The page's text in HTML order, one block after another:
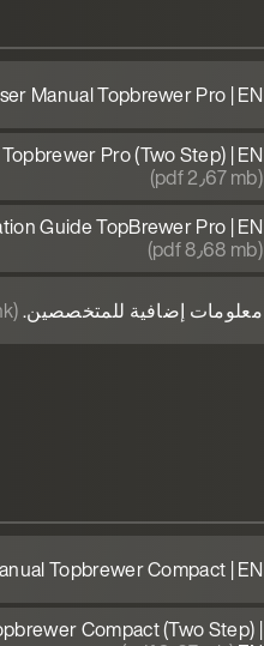
Manual Topbrewer Pro | EN
Pro (Two Step) | EN
(pdf 2٫67 mb)
Guide TopBrewer Pro | EN
(pdf 8٫68 mb)
معلومات إضافية للمتخصصين.(link)
Topbrewer Compact | EN
Compact (Two Step) |